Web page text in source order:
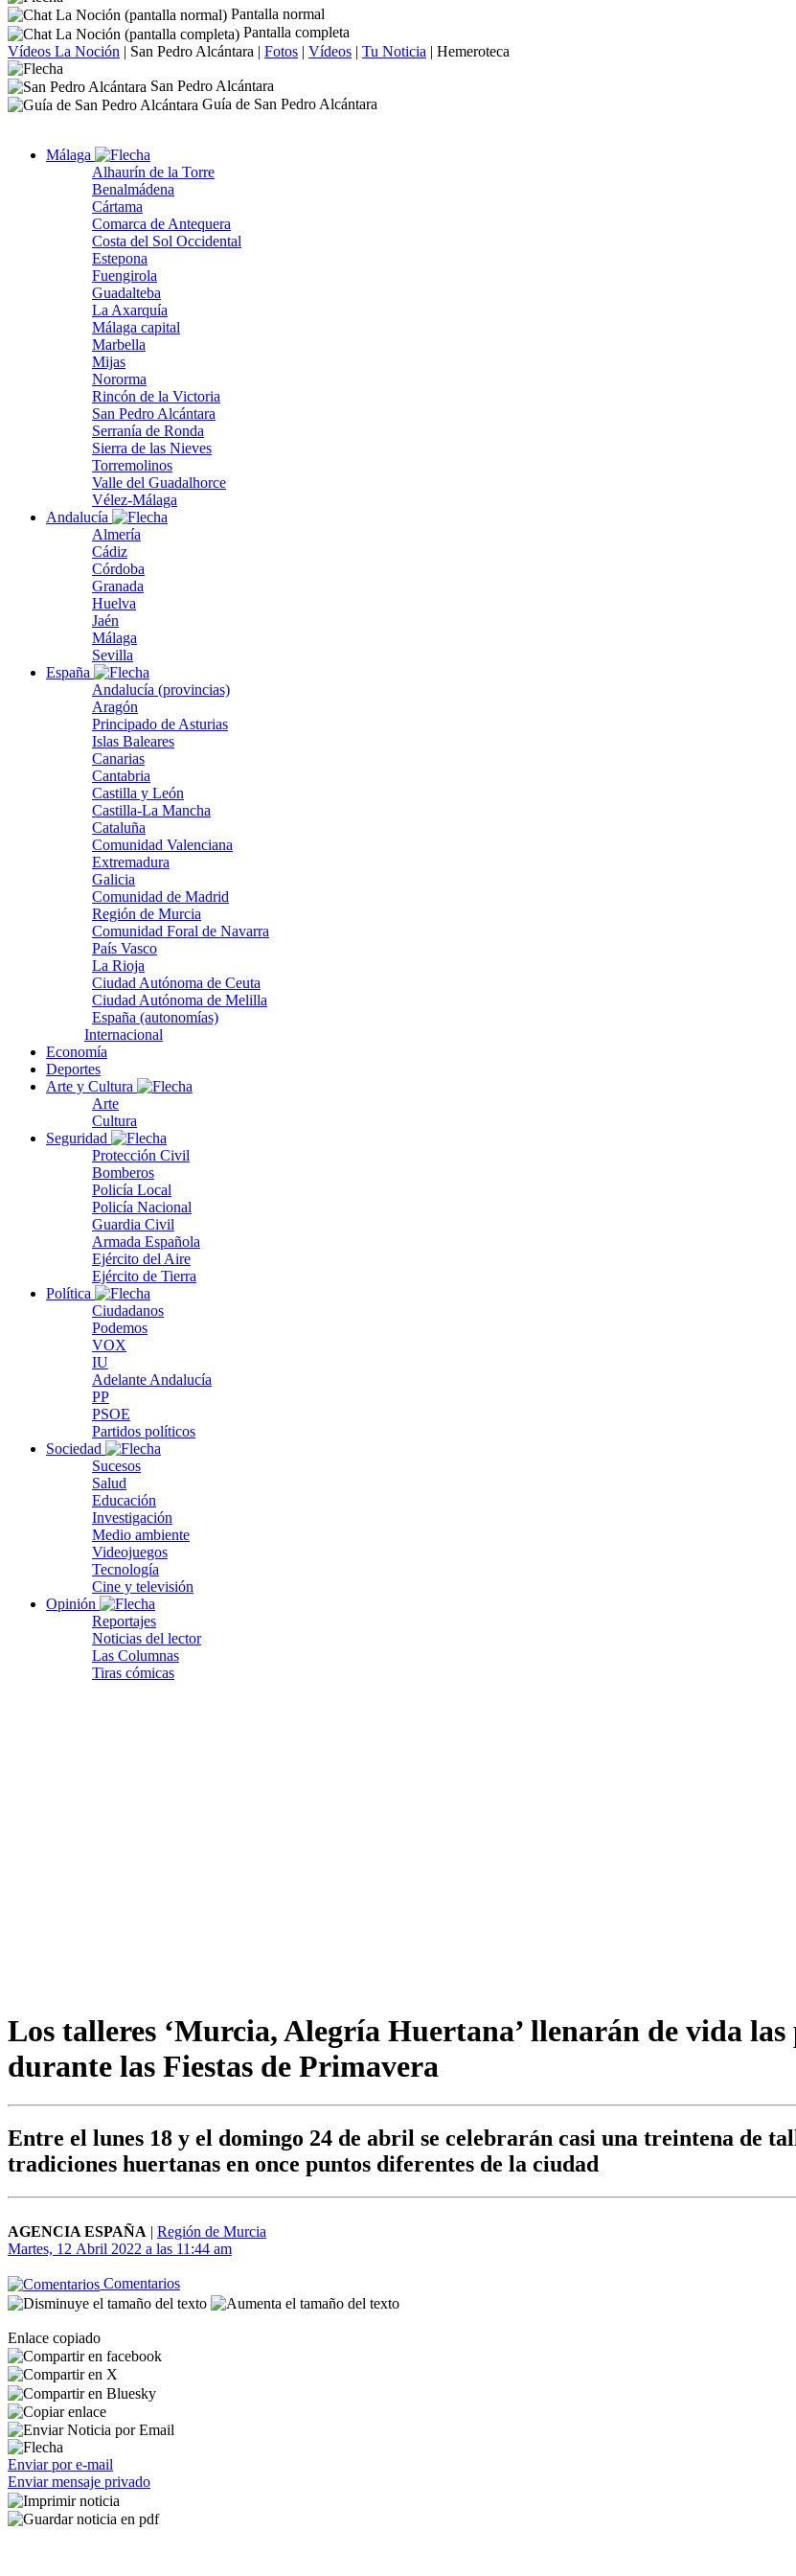
Pantalla normal
Pantalla completa
Vídeos La Noción | San Pedro Alcántara | Fotos | Vídeos | Tu Noticia | Hemeroteca
San Pedro Alcántara
Guía de San Pedro Alcántara
Málaga
Alhaurín de la Torre
Benalmádena
Cártama
Comarca de Antequera
Costa del Sol Occidental
Estepona
Fuengirola
Guadalteba
La Axarquía
Málaga capital
Marbella
Mijas
Nororma
Rincón de la Victoria
San Pedro Alcántara
Serranía de Ronda
Sierra de las Nieves
Torremolinos
Valle del Guadalhorce
Vélez-Málaga
Andalucía
Almería
Cádiz
Córdoba
Granada
Huelva
Jaén
Málaga
Sevilla
España
Andalucía (provincias)
Aragón
Principado de Asturias
Islas Baleares
Canarias
Cantabria
Castilla y León
Castilla-La Mancha
Cataluña
Comunidad Valenciana
Extremadura
Galicia
Comunidad de Madrid
Región de Murcia
Comunidad Foral de Navarra
País Vasco
La Rioja
Ciudad Autónoma de Ceuta
Ciudad Autónoma de Melilla
España (autonomías)
Internacional
Economía
Deportes
Arte y Cultura
Arte
Cultura
Seguridad
Protección Civil
Bomberos
Policía Local
Policía Nacional
Guardia Civil
Armada Española
Ejército del Aire
Ejército de Tierra
Política
Ciudadanos
Podemos
VOX
IU
Adelante Andalucía
PP
PSOE
Partidos políticos
Sociedad
Sucesos
Salud
Educación
Investigación
Medio ambiente
Videojuegos
Tecnología
Cine y televisión
Opinión
Reportajes
Noticias del lector
Las Columnas
Tiras cómicas
Los talleres ‘Murcia, Alegría Huertana’ llenarán de vida
durante las Fiestas de Primavera
Entre el lunes 18 y el domingo 24 de abril se celebrarán casi una treintena de
tradiciones huertanas en once puntos diferentes de la ciudad
AGENCIA ESPAÑA | Región de Murcia
Martes, 12 Abril 2022 a las 11:44 am
Comentarios
Enlace copiado
Enviar por e-mail
Enviar mensaje privado